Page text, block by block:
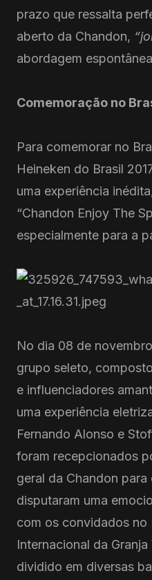
prazo que ressalta
aberto da Chandon,
abordagem
Comemoração no
Para comemorar no
Heineken do Brasil
uma experiência
“Chandon Enjoy The
especialmente para a
No dia 08 de
grupo seleto,
e influenciadores
uma experiência
Fernando Alonso e
foram recepcionados
geral da Chandon para
disputaram uma
com os convidados no
Internacional da
dividido em diversas